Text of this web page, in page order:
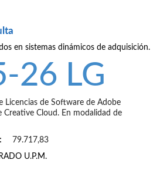
en sistemas dinámicos de adquisición.
26 LG
Licencias de Software de Adobe
Cloud. En modalidad de
79.717,83
U.P.M.